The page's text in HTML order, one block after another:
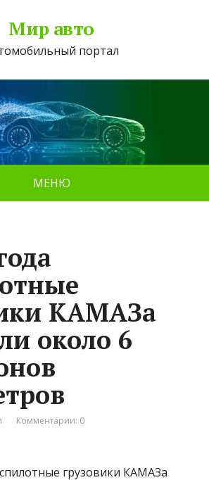
Мир авто
портал
МЕНЮ
КАМАЗа
около 6
Комментарии: 0